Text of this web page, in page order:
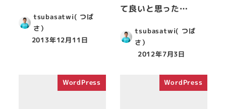
tsubasatwi( つば
さ）
2013年12月11日
て良いと思った…
tsubasatwi( つば
さ）
2012年7月3日
WordPress WordPress